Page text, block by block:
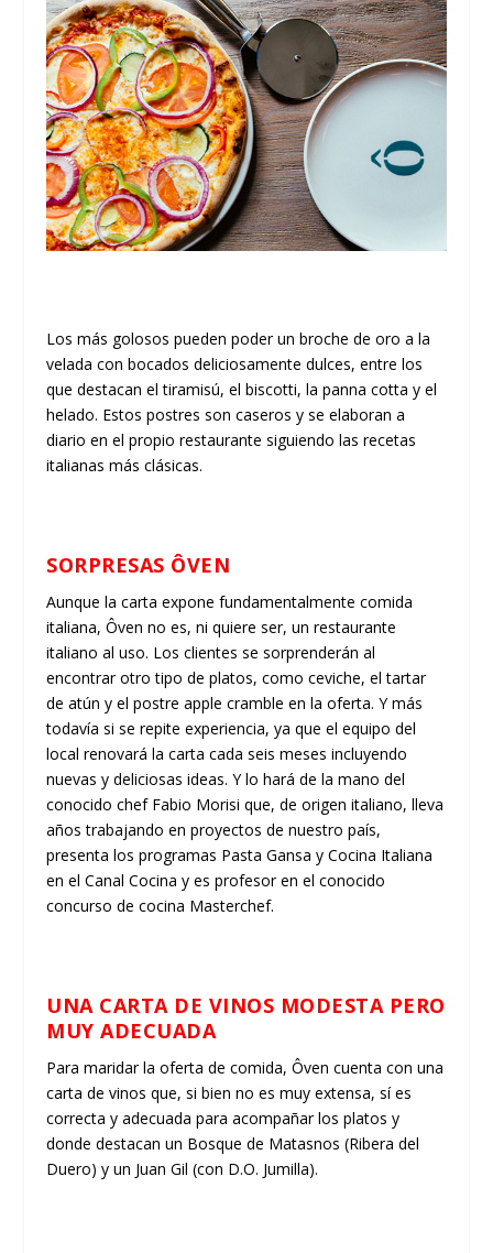
Los más golosos pueden poder un broche de oro a la
velada con bocados deliciosamente dulces, entre los
que destacan el tiramisú, el biscotti, la panna cotta y el
helado. Estos postres son caseros y se elaboran a
diario en el propio restaurante siguiendo las recetas
italianas más clásicas.
SORPRESAS ÔVEN
Aunque la carta expone fundamentalmente comida
italiana, Ôven no es, ni quiere ser, un restaurante
italiano al uso. Los clientes se sorprenderán al
encontrar otro tipo de platos, como ceviche, el tartar
de atún y el postre apple cramble en la oferta. Y más
todavía si se repite experiencia, ya que el equipo del
local renovará la carta cada seis meses incluyendo
nuevas y deliciosas ideas. Y lo hará de la mano del
conocido chef Fabio Morisi que, de origen italiano, lleva
años trabajando en proyectos de nuestro país,
presenta los programas Pasta Gansa y Cocina Italiana
en el Canal Cocina y es profesor en el conocido
concurso de cocina Masterchef.
UNA CARTA DE VINOS MODESTA PERO
MUY ADECUADA
Para maridar la oferta de comida, Ôven cuenta con una
carta de vinos que, si bien no es muy extensa, sí es
correcta y adecuada para acompañar los platos y
donde destacan un Bosque de Matasnos (Ribera del
Duero) y un Juan Gil (con D.O. Jumilla).